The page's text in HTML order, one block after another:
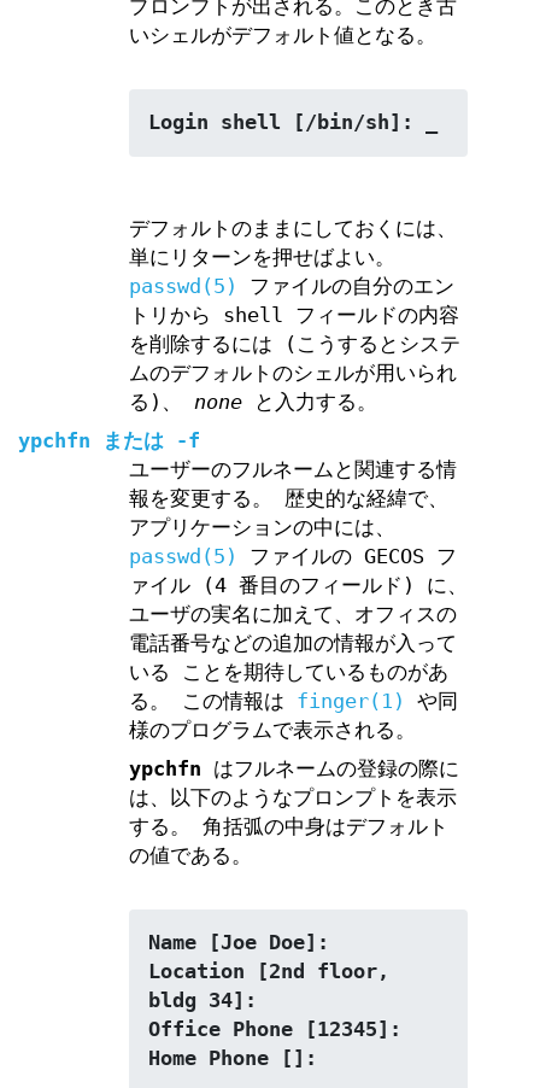
プロンプトが出される。このとき古
いシェルがデフォルト値となる。
Login shell [/bin/sh]: _
デフォルトのままにしておくには、
単にリターンを押せばよい。
passwd(5)
ファイルの自分のエン
トリから shell フィールドの内容
を削除するには (こうするとシステ
ムのデフォルトのシェルが用いられ
る)、 noneと入力する。
ypchfn または
-f
ユーザーのフルネームと関連する情
報を変更する。 歴史的な経緯で、
アプリケーションの中には、
passwd(5)
ファイルの GECOS フ
ァイル (4 番目のフィールド) に、
ユーザの実名に加えて、オフィスの
電話番号などの追加の情報が入って
いる ことを期待しているものがあ
る。 この情報は finger(1)
や同
様のプログラムで表示される。
ypchfn はフルネームの登録の際に
は、以下のようなプロンプトを表示
する。 角括弧の中身はデフォルト
の値である。
Name [Joe Doe]:
Location [2nd floor,
bldg 34]:
Office Phone [12345]:
Home Phone []: